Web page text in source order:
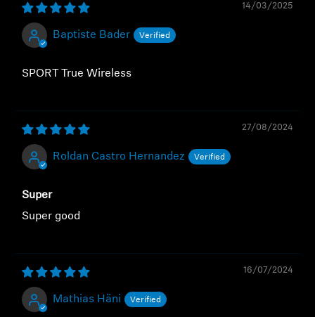
14/03/2025
Baptiste Bader
SPORT True Wireless
27/08/2024
Roldan Castro Hernandez
Super
Super good
16/07/2024
Mathias Häni